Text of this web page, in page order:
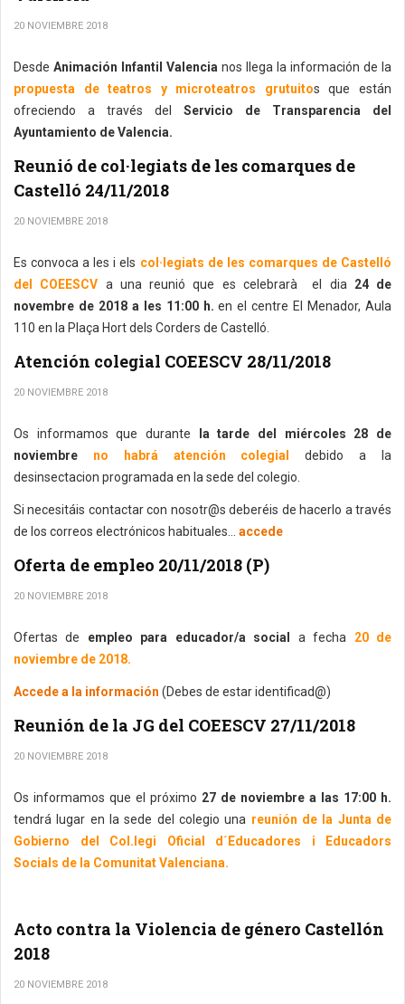
20 NOVIEMBRE 2018
Desde Animación Infantil Valencia nos llega la información de la
propuesta de teatros y microteatros grutuitos que están
ofreciendo a través del
Servicio de Transparencia del
Ayuntamiento de Valencia.
Reunió de col·legiats de les comarques de
Castelló 24/11/2018
20 NOVIEMBRE 2018
Es convoca a les i els col·legiats de les comarques de Castelló
del COEESCV a una reunió que es celebrarà el dia 24 de
novembre de 2018 a les 11:00 h.en el centre El Menador, Aula
110 en la Plaça Hort dels Corders de Castelló.
Atención colegial COEESCV 28/11/2018
20 NOVIEMBRE 2018
Os informamos que durante la tarde del miércoles 28 de
noviembre
no habrá atención colegial
debido a la
desinsectacion programada en la sede del colegio.
Si necesitáis contactar con nosotr@s deberéis de hacerlo a través
de los correos electrónicos habituales... accede
Oferta de empleo 20/11/2018 (P)
20 NOVIEMBRE 2018
Ofertas de empleo para educador/a social a fecha 20 de
noviembre de 2018.
Accede a la información (Debes de estar identificad@)
Reunión de la JG del COEESCV 27/11/2018
20 NOVIEMBRE 2018
Os informamos que el próximo 27 de noviembre a las 17:00 h.
tendrá lugar en la sede del colegio una reunión de la Junta de
Gobierno del Col.legi Oficial d´Educadores i Educadors
Socials de la Comunitat Valenciana.
Acto contra la Violencia de género Castellón
2018
20 NOVIEMBRE 2018